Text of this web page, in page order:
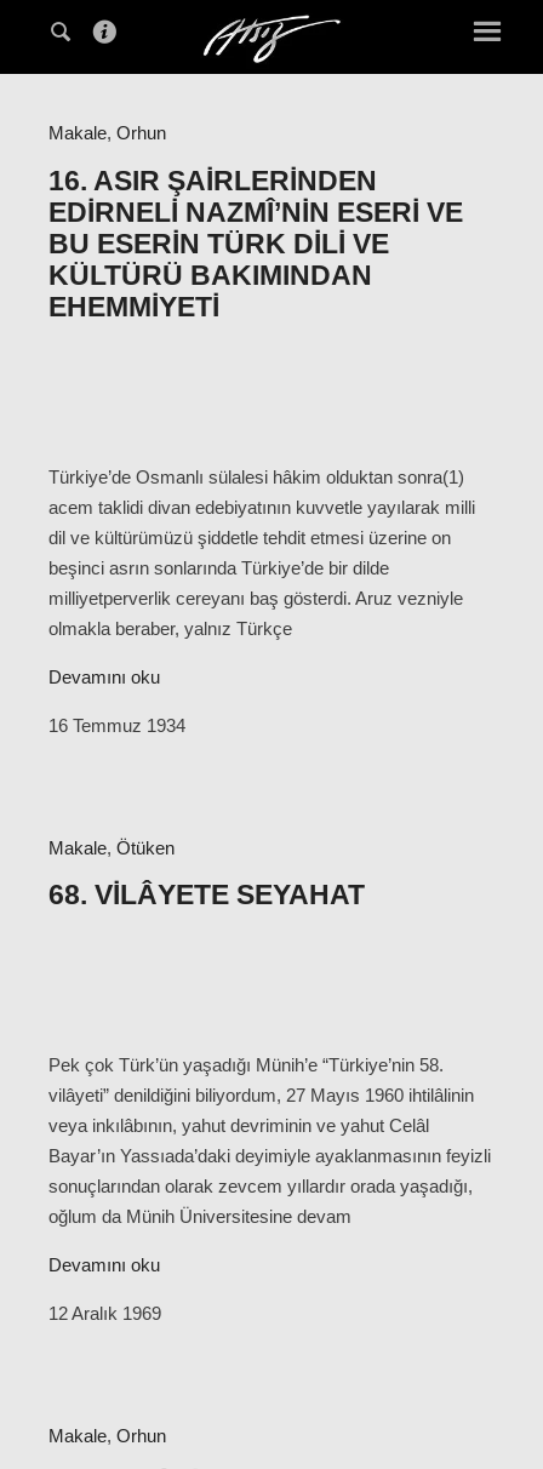
Makale, Orhun
16. ASIR ŞAIRLERINDEN
EDIRNELI NAZMÎ’NIN ESERI VE
BU ESERIN TÜRK DILI VE
KÜLTÜRÜ BAKIMINDAN
EHEMMIYETI
Türkiye’de Osmanlı sülalesi hâkim olduktan sonra(1)
acem taklidi divan edebiyatının kuvvetle yayılarak milli
dil ve kültürümüzü şiddetle tehdit etmesi üzerine on
beşinci asrın sonlarında Türkiye’de bir dilde
milliyetperverlik cereyanı baş gösterdi. Aruz vezniyle
olmakla beraber, yalnız Türkçe
Devamını oku
16 Temmuz 1934
Makale, Ötüken
68. VILÂYETE SEYAHAT
Pek çok Türk’ün yaşadığı Münih’e “Türkiye’nin 58.
vilâyeti” denildiğini biliyordum, 27 Mayıs 1960 ihtilâlinin
veya inkılâbının, yahut devriminin ve yahut Celâl
Bayar’ın Yassıada’daki deyimiyle ayaklanmasının feyizli
sonuçlarından olarak zevcem yıllardır orada yaşadığı,
oğlum da Münih Üniversitesine devam
Devamını oku
12 Aralık 1969
Makale, Orhun